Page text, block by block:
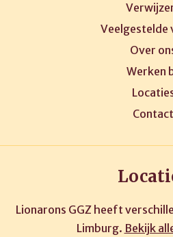
Veelgestelde
Over
Werken
Contact
Lionarons GGZ heeft
Limburg. Bekijk